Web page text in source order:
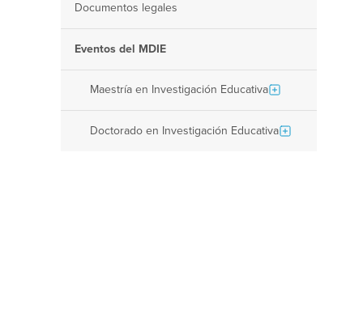
Documentos legales
Eventos del MDIE
Maestría en Investigación Educativa
Doctorado en Investigación Educativa